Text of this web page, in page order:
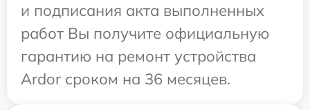
и подписания акта выполненных
работ Вы получите официальную
гарантию на ремонт устройства
Ardor сроком на 36 месяцев.